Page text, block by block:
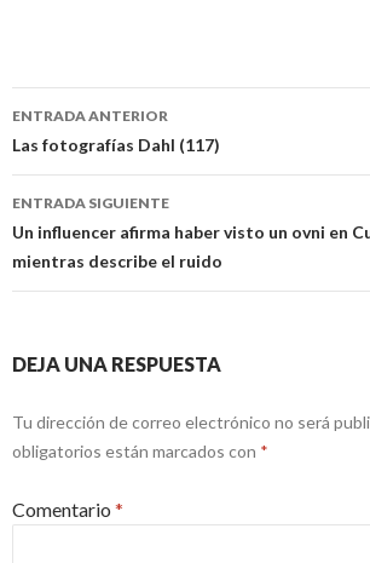
Navegación
de
entradas
ENTRADA ANTERIOR
Las fotografías Dahl (117)
ENTRADA SIGUIENTE
Un influencer afirma haber visto un ovni en
mientras describe el ruido
DEJA UNA RESPUESTA
Tu dirección de correo electrónico no será
obligatorios están marcados con *
Comentario *